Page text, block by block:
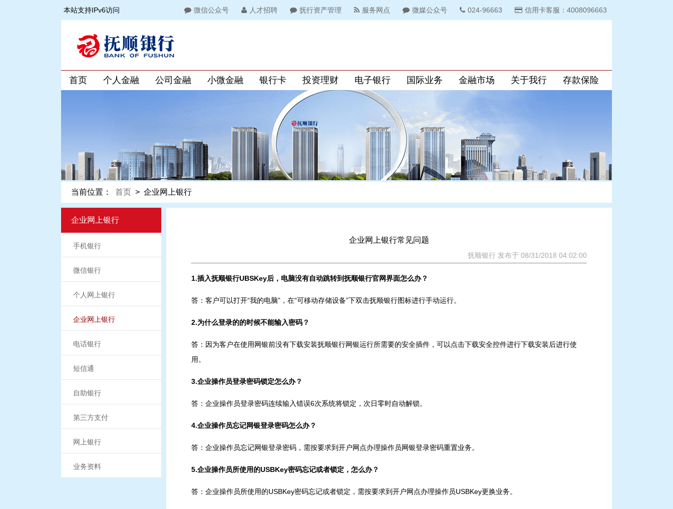
本站支持IPv6访问 微信公众号 人才招聘 抚行资产管理 服务网点 微媒公众号 024-96663 信用卡客服：4008096663
首页 个人金融 公司金融 小微金融 银行卡 投资理财 电子银行 国际业务 金融市场 关于我行 存款保险
当前位置： 首页 > 企业网上银行
企业网上银行
手机银行
微信银行
个人网上银行
企业网上银行
电话银行
短信通
自助银行
第三方支付
网上银行
业务资料
企业网上银行常见问题
抚顺银行 发布于 08/31/2018 04:02:00
1.插入抚顺银行UBSKey后，电脑没有自动跳转到抚顺银行官网界面怎么办？
答：客户可以打开“我的电脑”，在“可移动存储设备”下双击抚顺银行图标进行手动运行。
2.为什么登录的的时候不能输入密码？
答：因为客户在使用网银前没有下载安装抚顺银行网银运行所需要的安全插件，可以点击下载安全控件进行下载安装后进行使
用。
3.企业操作员登录密码锁定怎么办？
答：企业操作员登录密码连续输入错误6次系统将锁定，次日零时自动解锁。
4.企业操作员忘记网银登录密码怎么办？
答：企业操作员忘记网银登录密码，需按要求到开户网点办理操作员网银登录密码重置业务。
5.企业操作员所使用的USBKey密码忘记或者锁定，怎么办？
答：企业操作员所使用的USBKey密码忘记或者锁定，需按要求到开户网点办理操作员USBKey更换业务。